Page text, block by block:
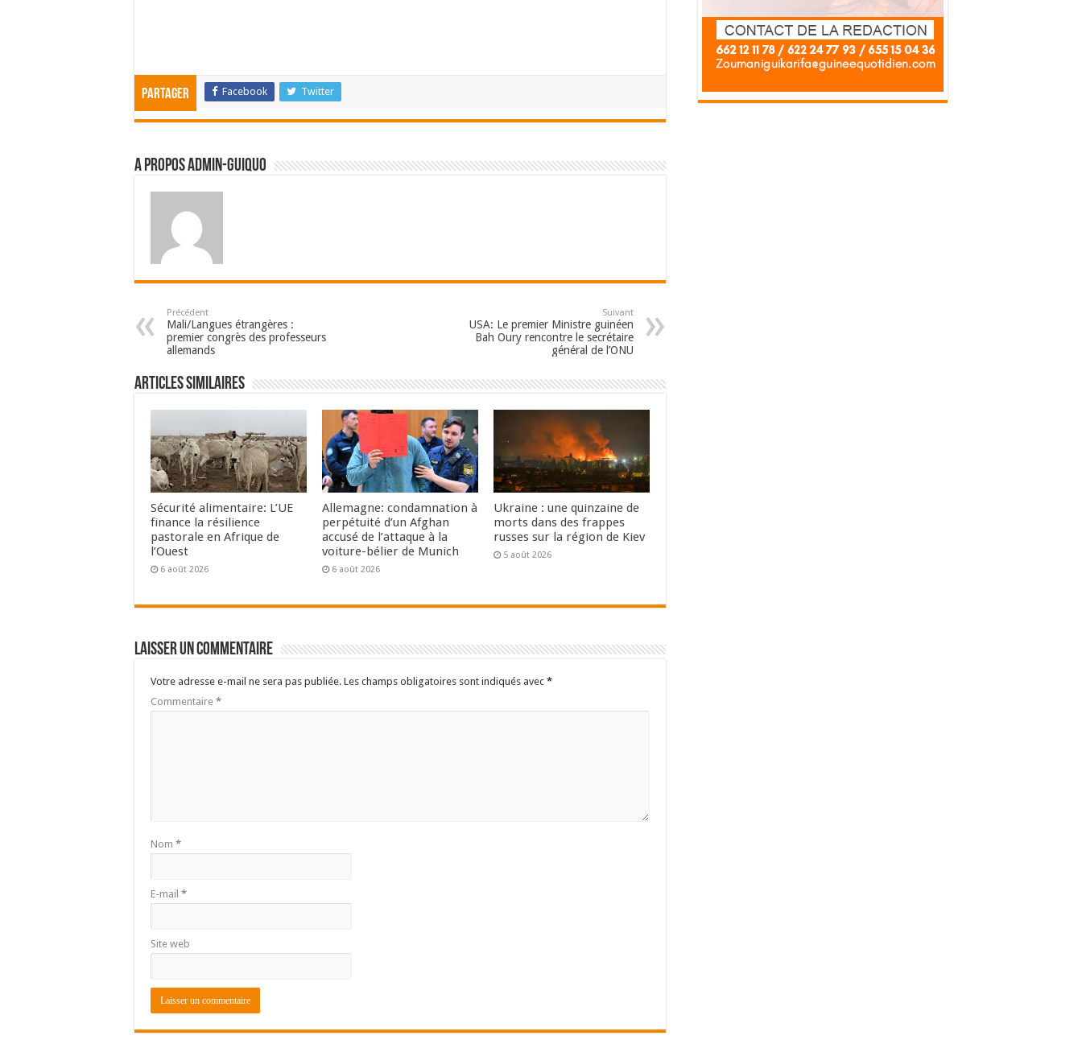
Partager Facebook Twitter
A propos admin-guiquo
Précédent
Mali/Langues étrangères :
premier congrès des professeurs
allemands
Suivant
USA: Le premier Ministre guinéen
Bah Oury rencontre le secrétaire
général de l’ONU
Articles Similaires
Sécurité alimentaire: L’UE
finance la résilience
pastorale en Afrique de
l’Ouest
6 août 2026
Allemagne: condamnation à
perpétuité d’un Afghan
accusé de l’attaque à la
voiture-bélier de Munich
6 août 2026
Ukraine : une quinzaine de
morts dans des frappes
russes sur la région de Kiev
5 août 2026
Laisser un commentaire
Votre adresse e-mail ne sera pas publiée. Les champs obligatoires sont indiqués avec *
Commentaire *
Nom *
E-mail *
Site web